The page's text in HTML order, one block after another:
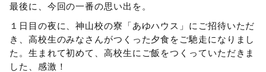
最後に、今回の一番の思い出を。
１日目の夜に、神山校の寮「あゆハウス」にご招待いただ
き、高校生のみなさんがつくった夕食をご馳走になりまし
た。生まれて初めて、高校生にご飯をつくっていただきま
した、感激！